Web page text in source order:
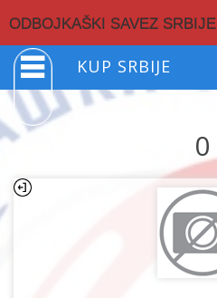
ODBOJKAŠKI SAVEZ SRBIJE
KUP SRBIJE
0